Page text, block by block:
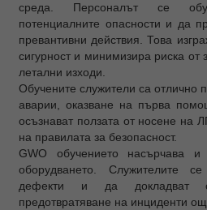
среда. Персоналът се
потенциалните опасности и да
превантивни действия. Това
сигурност и минимизира риска от
летални изходи.
Обучените служители са отлично
аварии, оказване на първа
осъзнават ползата от носене на
на правилата за безопасност.
GWO обучението насърчава и
оборудването. Служителите
дефекти и да докладват
предотвратяване на инциденти